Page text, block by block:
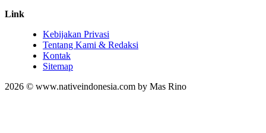
Link
Kebijakan Privasi
Tentang Kami & Redaksi
Kontak
Sitemap
2026 © www.nativeindonesia.com by Mas Rino